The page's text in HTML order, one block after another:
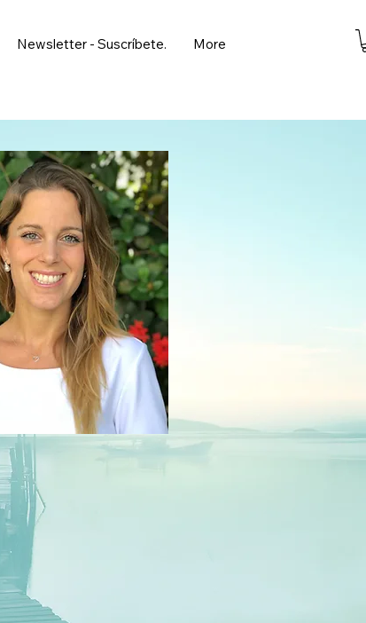
Newsletter - Suscríbete. More